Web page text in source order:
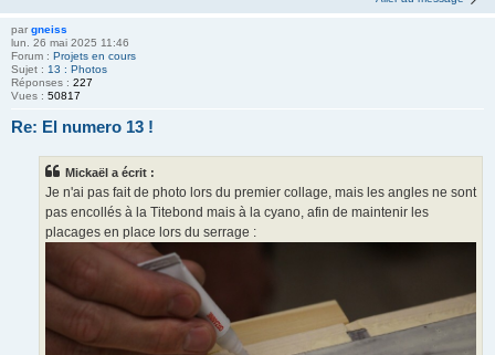
par gneiss
lun. 26 mai 2025 11:46
Forum : Projets en cours
Sujet : 13 : Photos
Réponses : 227
Vues : 50817
Re: El numero 13 !
Mickaël a écrit :
Je n'ai pas fait de photo lors du premier collage, mais les angles ne sont
pas encollés à la Titebond mais à la cyano, afin de maintenir les
placages en place lors du serrage :